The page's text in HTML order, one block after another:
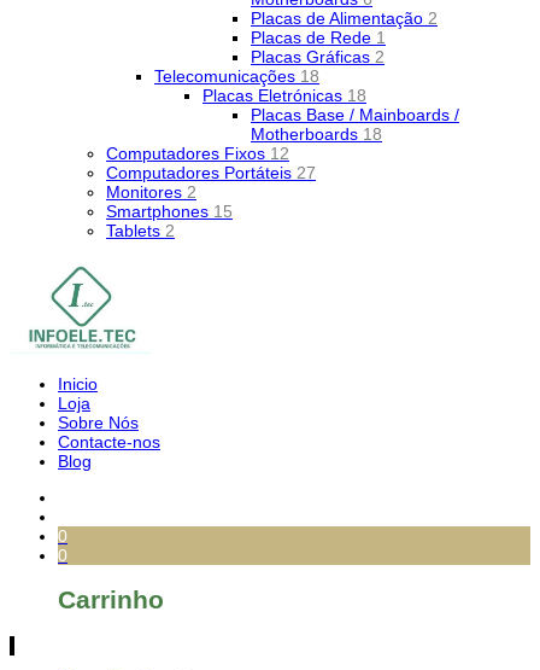
Placas de Alimentação 2
Placas de Rede 1
Placas Gráficas 2
Telecomunicações 18
Placas Eletrónicas 18
Placas Base / Mainboards /
Motherboards 18
Computadores Fixos 12
Computadores Portáteis 27
Monitores 2
Smartphones 15
Tablets 2
Inicio
Loja
Sobre Nós
Contacte-nos
Blog
0
0
Carrinho